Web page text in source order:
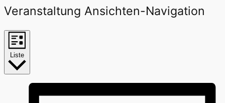
Veranstaltung Ansichten-Navigation
Liste